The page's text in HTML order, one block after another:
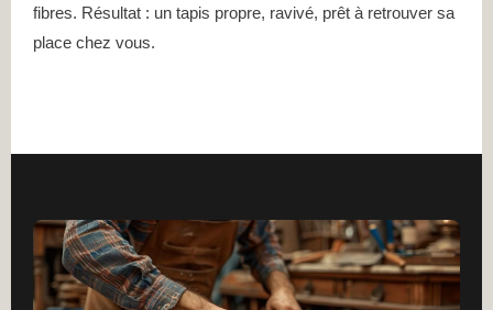
fibres. Résultat : un tapis propre, ravivé, prêt à retrouver sa
place chez vous.